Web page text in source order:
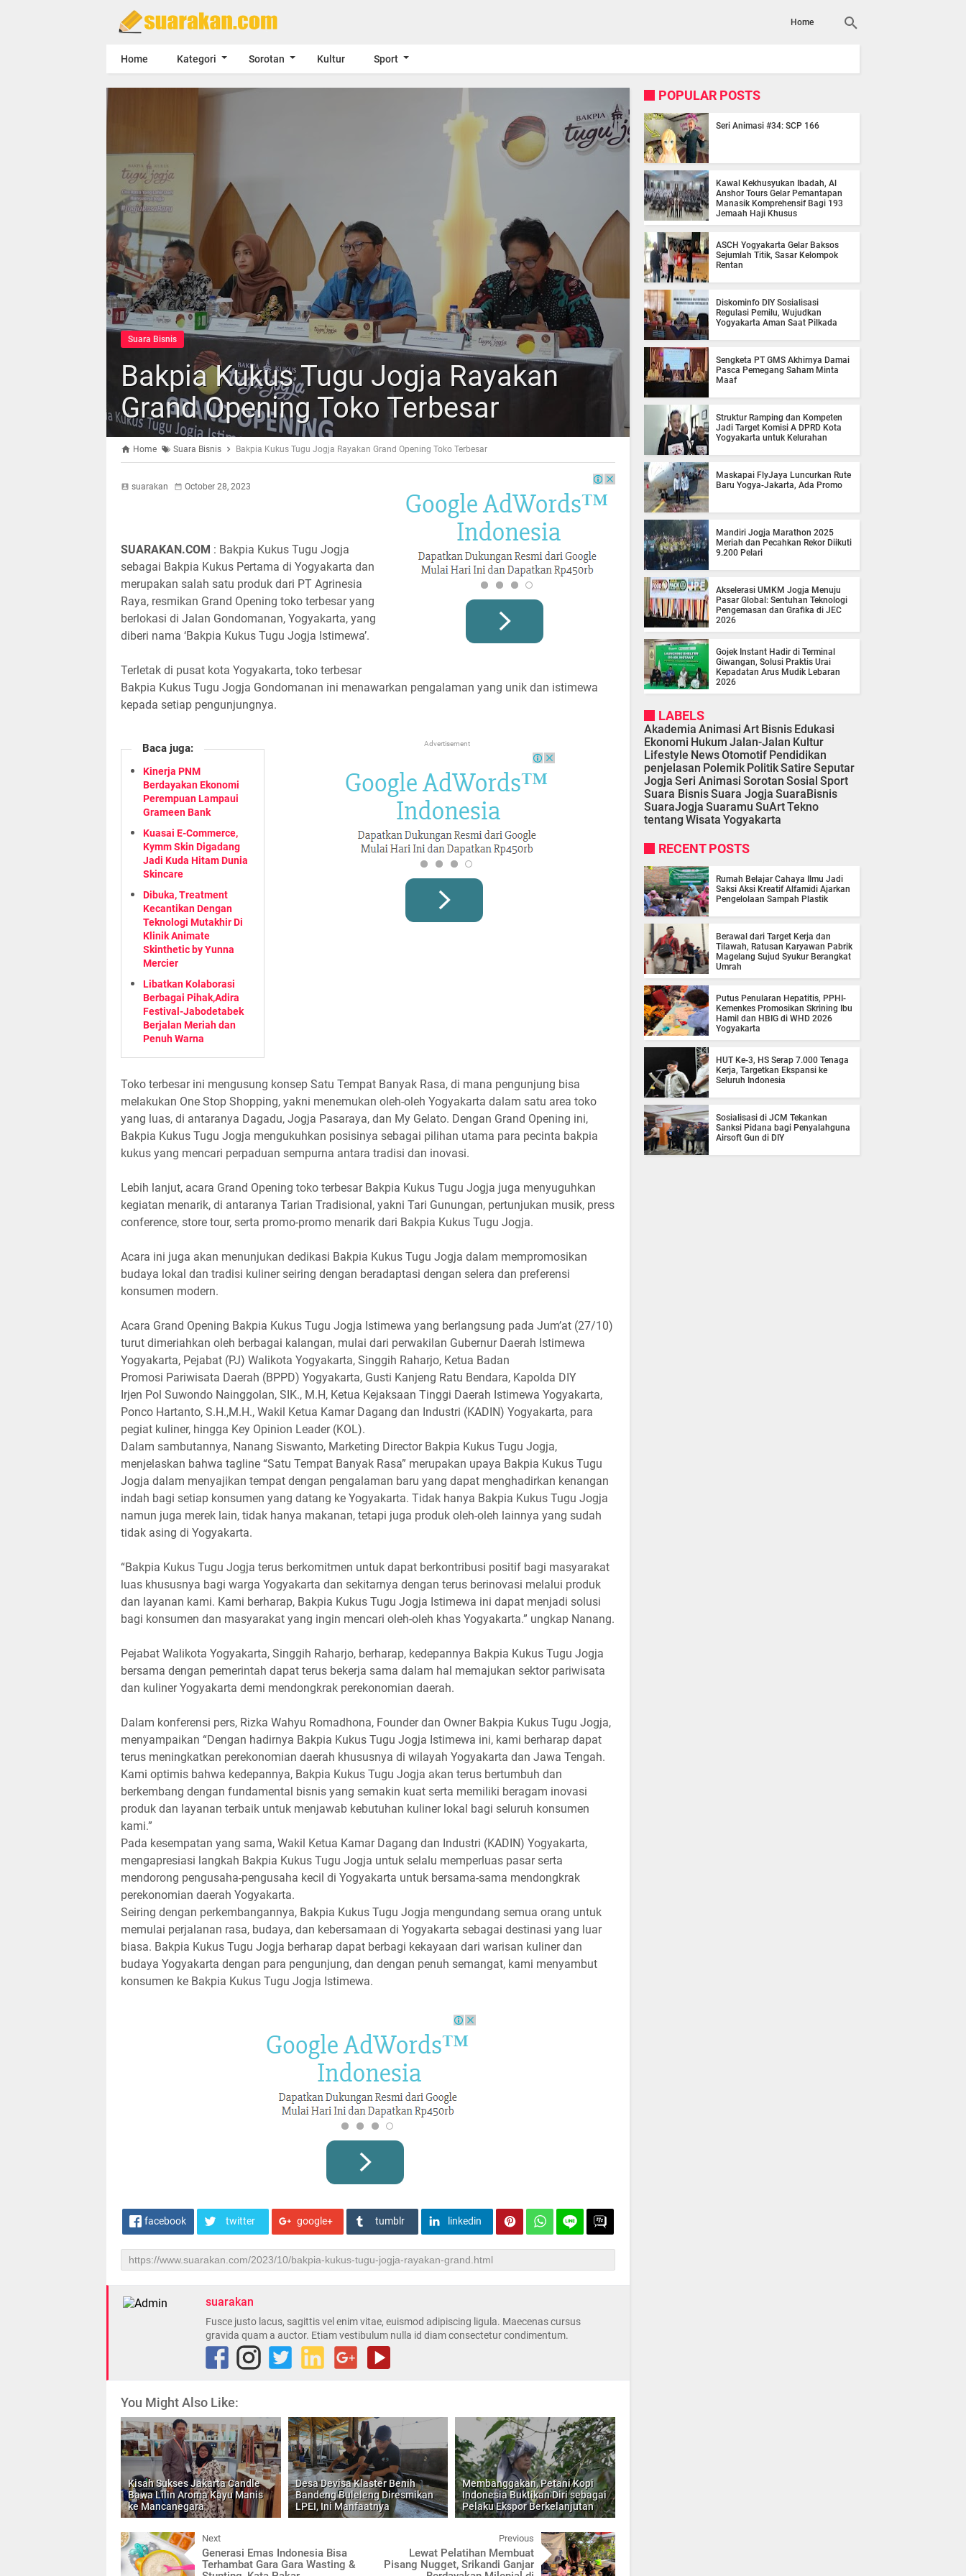
Home
Home Kategori Sorotan Kultur Sport
Suara Bisnis
Bakpia Kukus Tugu Jogja Rayakan
Grand Opening Toko Terbesar
Home Suara Bisnis Bakpia Kukus Tugu Jogja Rayakan Grand Opening Toko Terbesar
suarakan October 28, 2023
SUARAKAN.COM : Bakpia Kukus Tugu Jogja
sebagai Bakpia Kukus Pertama di Yogyakarta dan
merupakan salah satu produk dari PT Agrinesia
Raya, resmikan Grand Opening toko terbesar yang
berlokasi di Jalan Gondomanan, Yogyakarta, yang
diberi nama ‘Bakpia Kukus Tugu Jogja Istimewa’.
Terletak di pusat kota Yogyakarta, toko terbesar
Bakpia Kukus Tugu Jogja Gondomanan ini menawarkan pengalaman yang unik dan istimewa
kepada setiap pengunjungnya.
Advertisement
Baca juga:
Kinerja PNM
Berdayakan Ekonomi
Perempuan Lampaui
Grameen Bank
Kuasai E-Commerce,
Kymm Skin Digadang
Jadi Kuda Hitam Dunia
Skincare
Dibuka, Treatment
Kecantikan Dengan
Teknologi Mutakhir Di
Klinik Animate
Skinthetic by Yunna
Mercier
Libatkan Kolaborasi
Berbagai Pihak,Adira
Festival-Jabodetabek
Berjalan Meriah dan
Penuh Warna
Toko terbesar ini mengusung konsep Satu Tempat Banyak Rasa, di mana pengunjung bisa
melakukan One Stop Shopping, yakni menemukan oleh-oleh Yogyakarta dalam satu area toko
yang luas, di antaranya Dagadu, Jogja Pasaraya, dan My Gelato. Dengan Grand Opening ini,
Bakpia Kukus Tugu Jogja mengukuhkan posisinya sebagai pilihan utama para pecinta bakpia
kukus yang mencari perpaduan sempurna antara tradisi dan inovasi.
Lebih lanjut, acara Grand Opening toko terbesar Bakpia Kukus Tugu Jogja juga menyuguhkan
kegiatan menarik, di antaranya Tarian Tradisional, yakni Tari Gunungan, pertunjukan musik, press
conference, store tour, serta promo-promo menarik dari Bakpia Kukus Tugu Jogja.
Acara ini juga akan menunjukan dedikasi Bakpia Kukus Tugu Jogja dalam mempromosikan
budaya lokal dan tradisi kuliner seiring dengan beradaptasi dengan selera dan preferensi
konsumen modern.
Acara Grand Opening Bakpia Kukus Tugu Jogja Istimewa yang berlangsung pada Jum’at (27/10)
turut dimeriahkan oleh berbagai kalangan, mulai dari perwakilan Gubernur Daerah Istimewa
Yogyakarta, Pejabat (PJ) Walikota Yogyakarta, Singgih Raharjo, Ketua Badan
Promosi Pariwisata Daerah (BPPD) Yogyakarta, Gusti Kanjeng Ratu Bendara, Kapolda DIY
Irjen Pol Suwondo Nainggolan, SIK., M.H, Ketua Kejaksaan Tinggi Daerah Istimewa Yogyakarta,
Ponco Hartanto, S.H.,M.H., Wakil Ketua Kamar Dagang dan Industri (KADIN) Yogyakarta, para
pegiat kuliner, hingga Key Opinion Leader (KOL).
Dalam sambutannya, Nanang Siswanto, Marketing Director Bakpia Kukus Tugu Jogja,
menjelaskan bahwa tagline “Satu Tempat Banyak Rasa” merupakan upaya Bakpia Kukus Tugu
Jogja dalam menyajikan tempat dengan pengalaman baru yang dapat menghadirkan kenangan
indah bagi setiap konsumen yang datang ke Yogyakarta. Tidak hanya Bakpia Kukus Tugu Jogja
namun juga merek lain, tidak hanya makanan, tetapi juga produk oleh-oleh lainnya yang sudah
tidak asing di Yogyakarta.
“Bakpia Kukus Tugu Jogja terus berkomitmen untuk dapat berkontribusi positif bagi masyarakat
luas khususnya bagi warga Yogyakarta dan sekitarnya dengan terus berinovasi melalui produk
dan layanan kami. Kami berharap, Bakpia Kukus Tugu Jogja Istimewa ini dapat menjadi solusi
bagi konsumen dan masyarakat yang ingin mencari oleh-oleh khas Yogyakarta.” ungkap Nanang.
Pejabat Walikota Yogyakarta, Singgih Raharjo, berharap, kedepannya Bakpia Kukus Tugu Jogja
bersama dengan pemerintah dapat terus bekerja sama dalam hal memajukan sektor pariwisata
dan kuliner Yogyakarta demi mendongkrak perekonomian daerah.
Dalam konferensi pers, Rizka Wahyu Romadhona, Founder dan Owner Bakpia Kukus Tugu Jogja,
menyampaikan “Dengan hadirnya Bakpia Kukus Tugu Jogja Istimewa ini, kami berharap dapat
terus meningkatkan perekonomian daerah khususnya di wilayah Yogyakarta dan Jawa Tengah.
Kami optimis bahwa kedepannya, Bakpia Kukus Tugu Jogja akan terus bertumbuh dan
berkembang dengan fundamental bisnis yang semakin kuat serta memiliki beragam inovasi
produk dan layanan terbaik untuk menjawab kebutuhan kuliner lokal bagi seluruh konsumen
kami.”
Pada kesempatan yang sama, Wakil Ketua Kamar Dagang dan Industri (KADIN) Yogyakarta,
mengapresiasi langkah Bakpia Kukus Tugu Jogja untuk selalu memperluas pasar serta
mendorong pengusaha-pengusaha kecil di Yogyakarta untuk bersama-sama mendongkrak
perekonomian daerah Yogyakarta.
Seiring dengan perkembangannya, Bakpia Kukus Tugu Jogja mengundang semua orang untuk
memulai perjalanan rasa, budaya, dan kebersamaan di Yogyakarta sebagai destinasi yang luar
biasa. Bakpia Kukus Tugu Jogja berharap dapat berbagi kekayaan dari warisan kuliner dan
budaya Yogyakarta dengan para pengunjung, dan dengan penuh semangat, kami menyambut
konsumen ke Bakpia Kukus Tugu Jogja Istimewa.
facebook twitter google+ tumblr linkedin
suarakan
Fusce justo lacus, sagittis vel enim vitae, euismod adipiscing ligula. Maecenas cursus
gravida quam a auctor. Etiam vestibulum nulla id diam consectetur condimentum.
You Might Also Like:
Kisah Sukses Jakarta Candle
Bawa Lilin Aroma Kayu Manis
ke Mancanegara
Desa Devisa Klaster Benih
Bandeng Buleleng Diresmikan
LPEI, Ini Manfaatnya
Membanggakan, Petani Kopi
Indonesia Buktikan Diri sebagai
Pelaku Ekspor Berkelanjutan
Next
Generasi Emas Indonesia Bisa
Terhambat Gara Gara Wasting &
Previous
Lewat Pelatihan Membuat
Pisang Nugget, Srikandi Ganjar
POPULAR POSTS
Seri Animasi #34: SCP 166
Kawal Kekhusyukan Ibadah, Al
Anshor Tours Gelar Pemantapan
Manasik Komprehensif Bagi 193
Jemaah Haji Khusus
ASCH Yogyakarta Gelar Baksos
Sejumlah Titik, Sasar Kelompok
Rentan
Diskominfo DIY Sosialisasi
Regulasi Pemilu, Wujudkan
Yogyakarta Aman Saat Pilkada
Sengketa PT GMS Akhirnya Damai
Pasca Pemegang Saham Minta
Maaf
Struktur Ramping dan Kompeten
Jadi Target Komisi A DPRD Kota
Yogyakarta untuk Kelurahan
Maskapai FlyJaya Luncurkan Rute
Baru Yogya-Jakarta, Ada Promo
Mandiri Jogja Marathon 2025
Meriah dan Pecahkan Rekor Diikuti
9.200 Pelari
Akselerasi UMKM Jogja Menuju
Pasar Global: Sentuhan Teknologi
Pengemasan dan Grafika di JEC
2026
Gojek Instant Hadir di Terminal
Giwangan, Solusi Praktis Urai
Kepadatan Arus Mudik Lebaran
2026
LABELS
Akademia Animasi Art Bisnis Edukasi
Ekonomi Hukum Jalan-Jalan Kultur
Lifestyle NewsOtomotif Pendidikan
penjelasan Polemik PolitikSatire Seputar
Jogja Seri Animasi Sorotan Sosial Sport
Suara BisnisSuara Jogja SuaraBisnis
SuaraJogja Suaramu SuArtTekno
tentang Wisata Yogyakarta
RECENT POSTS
Rumah Belajar Cahaya Ilmu Jadi
Saksi Aksi Kreatif Alfamidi Ajarkan
Pengelolaan Sampah Plastik
Berawal dari Target Kerja dan
Tilawah, Ratusan Karyawan Pabrik
Magelang Sujud Syukur Berangkat
Umrah
Putus Penularan Hepatitis, PPHI-
Kemenkes Promosikan Skrining Ibu
Hamil dan HBIG di WHD 2026
Yogyakarta
HUT Ke-3, HS Serap 7.000 Tenaga
Kerja, Targetkan Ekspansi ke
Seluruh Indonesia
Sosialisasi di JCM Tekankan
Sanksi Pidana bagi Penyalahguna
Airsoft Gun di DIY